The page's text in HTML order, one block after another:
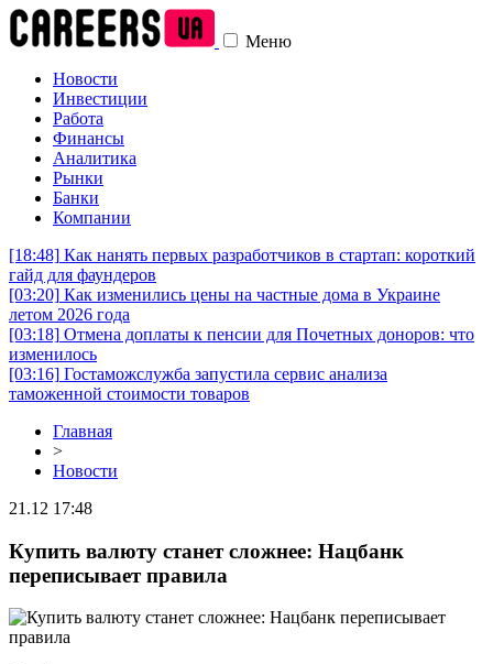
Меню
Новости
Инвестиции
Работа
Финансы
Аналитика
Рынки
Банки
Компании
[18:48] Как нанять первых разработчиков в стартап: короткий
гайд для фаундеров
[03:20] Как изменились цены на частные дома в Украине
летом 2026 года
[03:18] Отмена доплаты к пенсии для Почетных доноров: что
изменилось
[03:16] Гостаможслужба запустила сервис анализа
таможенной стоимости товаров
Главная
>
Новости
21.12 17:48
Купить валюту станет сложнее: Нацбанк
переписывает правила